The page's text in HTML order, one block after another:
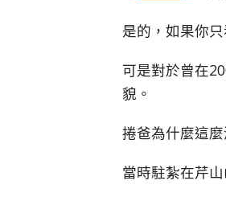
是的，如果你
可是對於曾在
貌。
捲爸為什麼這
當時駐紮在芹